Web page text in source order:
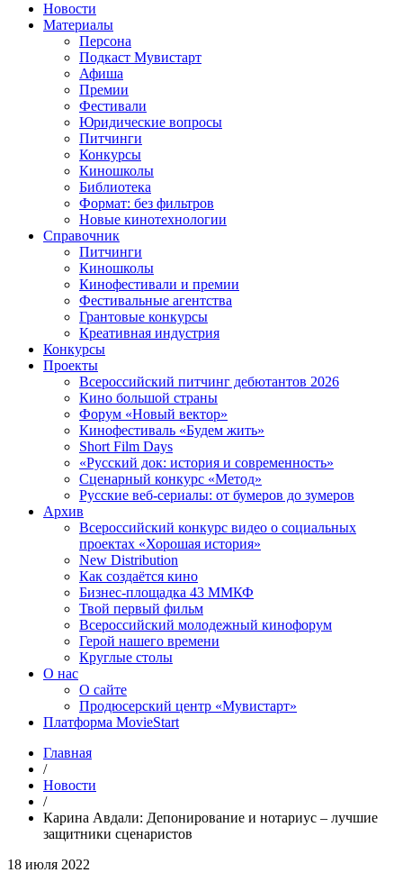
Новости
Материалы
Персона
Подкаст Мувистарт
Афиша
Премии
Фестивали
Юридические вопросы
Питчинги
Конкурсы
Киношколы
Библиотека
Формат: без фильтров
Новые кинотехнологии
Справочник
Питчинги
Киношколы
Кинофестивали и премии
Фестивальные агентства
Грантовые конкурсы
Креативная индустрия
Конкурсы
Проекты
Всероссийский питчинг дебютантов 2026
Кино большой страны
Форум «Новый вектор»
Кинофестиваль «Будем жить»
Short Film Days
«Русский док: история и современность»
Сценарный конкурс «Метод»
Русские веб-сериалы: от бумеров до зумеров
Архив
Всероссийский конкурс видео о социальных
проектах «Хорошая история»
New Distribution
Как создаётся кино
Бизнес-площадка 43 ММКФ
Твой первый фильм
Всероссийский молодежный кинофорум
Герой нашего времени
Круглые столы
О нас
О сайте
Продюсерский центр «Мувистарт»
Платформа MovieStart
Главная
/
Новости
/
Карина Авдали: Депонирование и нотариус – лучшие
защитники сценаристов
18 июля 2022